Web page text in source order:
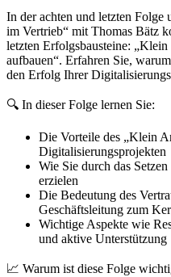
In der achten und letzten Folge
im Vertrieb“ mit Thomas Bätz
letzten Erfolgsbausteine: „Klein
aufbauen“. Erfahren Sie,
den Erfolg Ihrer
🔍 In dieser Folge lernen Sie:
Die Vorteile des „Klein
Digitalisierungsprojekten
Wie Sie durch das
erzielen
Die Bedeutung des
Geschäftsleitung zum
Wichtige Aspekte wie
und aktive Unterstützung
📈 Warum ist diese Folge